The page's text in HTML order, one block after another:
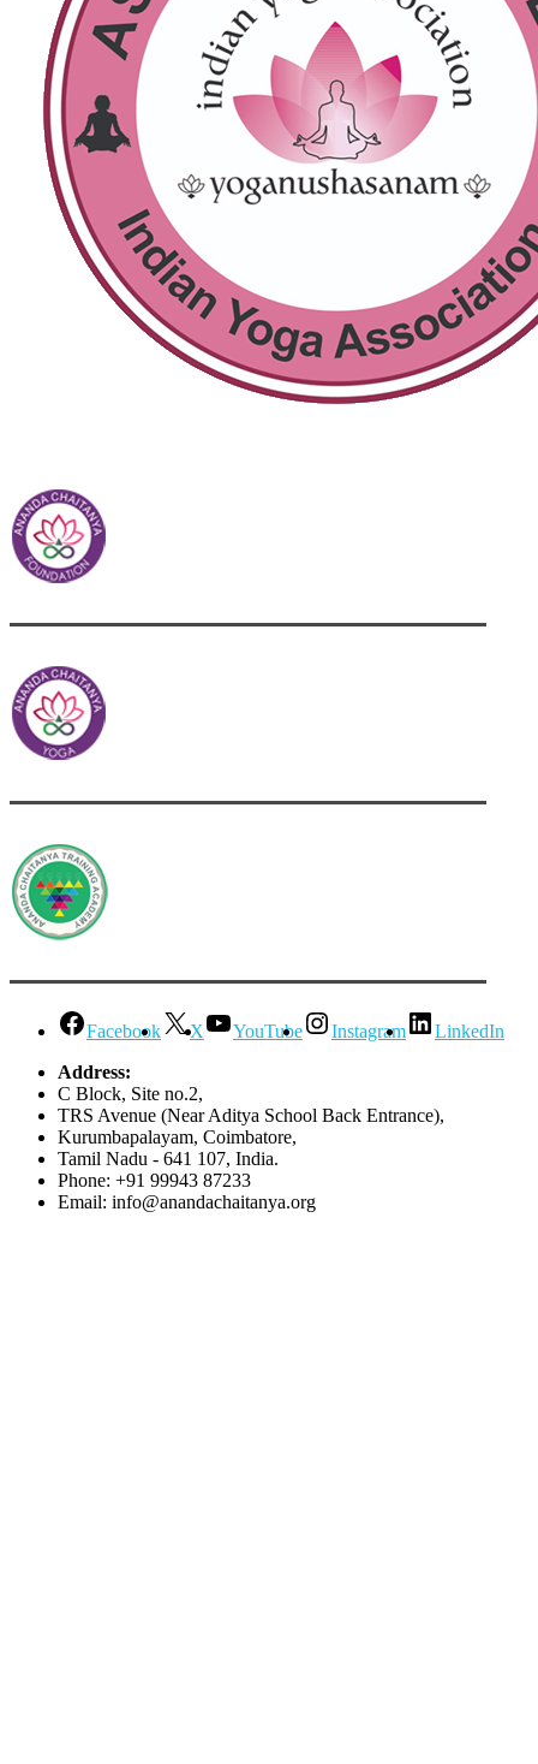
Facebook X YouTube Instagram
LinkedIn
Address:
C Block, Site no.2,
TRS Avenue (Near Aditya School Back Entrance),
Kurumbapalayam, Coimbatore,
Tamil Nadu - 641 107, India.
Phone: +91 99943 87233
Email: info@anandachaitanya.org